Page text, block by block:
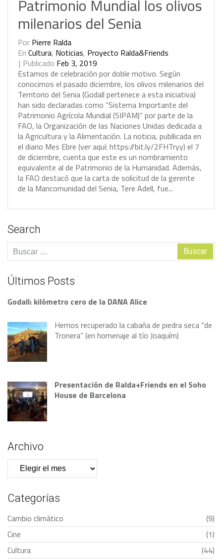
Patrimonio Mundial los olivos
milenarios del Senia
Por Pierre Ralda
En Cultura, Noticias, Proyecto Ralda&Friends
Publicado Feb 3, 2019
Estamos de celebración pordoble motivo. Según
conocimos el pasado diciembre, los olivos milenarios del
Territorio del Senia(Godall pertenece aestainiciativa)
han sido declaradas como “Sistema Importante del
Patrimonio Agrícola Mundial (SIPAM)”porparte de la
FAO, laOrganización de las Naciones Unidas dedicadaa
laAgriculturaylaAlimentación. Lanoticia, publlicadaen
el diario Mes Ebre (veraquí: https://bit.ly/2FHTryy) el 7
de diciembre, cuentaque este es un nombramiento
equivalente al de Patrimonio de la Humanidad. Además,
la FAO destacó que lacartade solicitud de lagerente
de la Mancomunidad del Senia, Tere Adell, fue...
Search
Buscar:
Últimos Posts
Godall: kilómetro cero de la DANA Alice
Hemos recuperado la cabaña de piedra seca “de
Tronera” (en homenaje al tío Joaquím)
Presentación de Ralda+Friends en el Soho
House de Barcelona
Archivo
Archivo
Categorías
Cambio climático
(9)
Cine
(1)
Cultura
(44)